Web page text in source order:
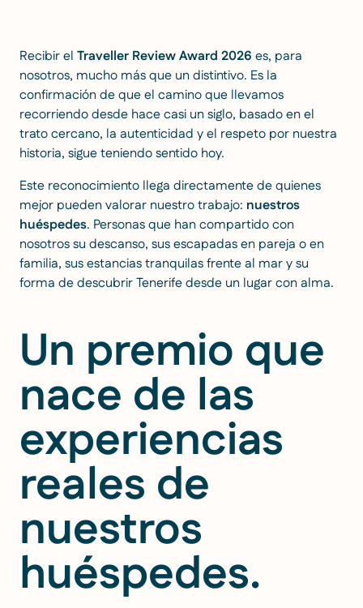
Recibir el Traveller Review Award 2026 es, para
nosotros, mucho más que un distintivo. Es la
confirmación de que el camino que llevamos
recorriendo desde hace casi un siglo, basado en el
trato cercano, la autenticidad y el respeto por nuestra
historia, sigue teniendo sentido hoy.
Este reconocimiento llega directamente de quienes
mejor pueden valorar nuestro trabajo: nuestros
huéspedes. Personas que han compartido con
nosotros su descanso, sus escapadas en pareja o en
familia, sus estancias tranquilas frente al mar y su
forma de descubrir Tenerife desde un lugar con alma.
Un premio que
nace de las
experiencias
reales de
nuestros
huéspedes.